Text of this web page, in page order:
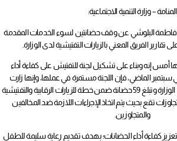
المنامة – وزارة التنمية الاجتماعية:
فاطمة البلوشي عن وقف حضانتين لسوء الخدمات المقدمة
تقارير الفريق المعني بالزيارات التفتيشية لدى الوزارة.
أمس إنه وبناء على تشكيل لجنة للتفتيش على كفاءة أداء
الماضي، فإن اللجنة مستمرة في عملها، وإنها زارت
بعض الحضانات المرخصة لدى الوزارة وتبلغ 59 حضانة ضمن خطة للزيارات الرقابية والتفتيشية
تقع بحيث يتم اتخاذ الإجراءات اللازمة ضد المخالفين
والمتجاوزين.
كفاءة أداء الحضانات؛ بهدف تقديم رعاية سليمة للطفل